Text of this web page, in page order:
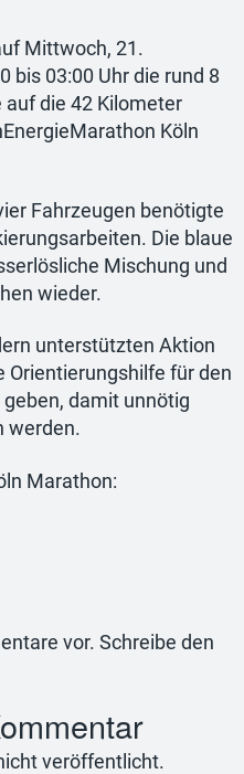
Mittwoch, 21.
bis 03:00 Uhr die rund 8
die 42 Kilometer
Köln
Fahrzeugen benötigte
Die blaue
Mischung und
wieder.
unterstützten Aktion
Orientierungshilfe für den
damit unnötig
werden.
Marathon:
vor. Schreibe den
veröffentlicht.